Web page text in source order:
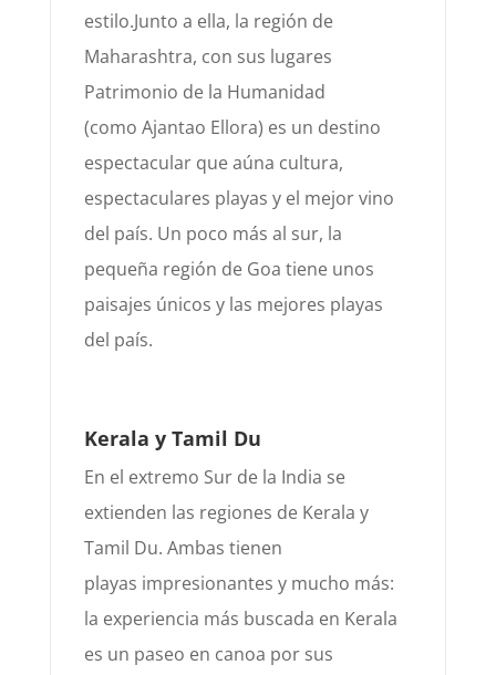
estilo.Junto a ella, la región de
Maharashtra, con sus lugares
Patrimonio de la Humanidad
(como Ajantao Ellora) es un destino
espectacular que aúna cultura,
espectaculares playas y el mejor vino
del país. Un poco más al sur, la
pequeña región de Goa tiene unos
paisajes únicos y las mejores playas
del país.
Kerala y Tamil Du
En el extremo Sur de la India se
extienden las regiones de Kerala y
Tamil Du. Ambas tienen
playas impresionantes y mucho más:
la experiencia más buscada en Kerala
es un paseo en canoa por sus